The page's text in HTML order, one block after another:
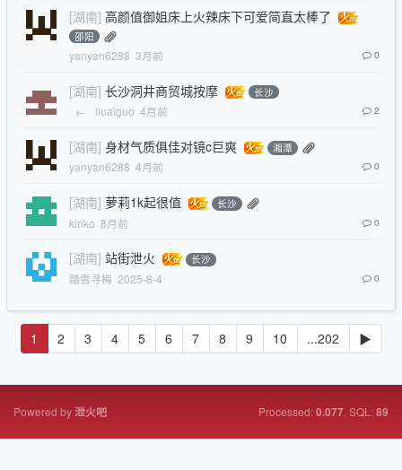
[湖南] 高颜值御姐床上火辣床下可爱简直太棒了
邵阳
yanyan6288 3月前 0
[湖南] 长沙洞井商贸城按摩 长沙
← liuaiguo 4月前 2
[湖南] 身材气质俱佳对镜c巨爽 湘潭
yanyan6288 4月前 0
[湖南] 萝莉1k起很值 长沙
kiriko 8月前 0
[湖南] 站街泄火 长沙
踏雪寻梅 2025-8-4 0
1 2 3 4 5 6 7 8 9 10 ...202 ▶
Powered by泄火吧 Processed:0.077, SQL:89